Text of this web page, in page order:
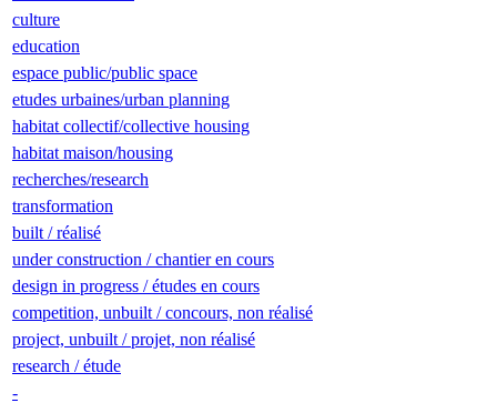
culture
education
espace public/public space
etudes urbaines/urban planning
habitat collectif/collective housing
habitat maison/housing
recherches/research
transformation
built / réalisé
under construction / chantier en cours
design in progress / études en cours
competition, unbuilt / concours, non réalisé
project, unbuilt / projet, non réalisé
research / étude
-